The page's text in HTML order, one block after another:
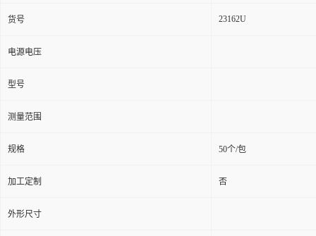
货号 23162U
电源电压
型号
测量范围
规格 50个/包
加工定制 否
外形尺寸